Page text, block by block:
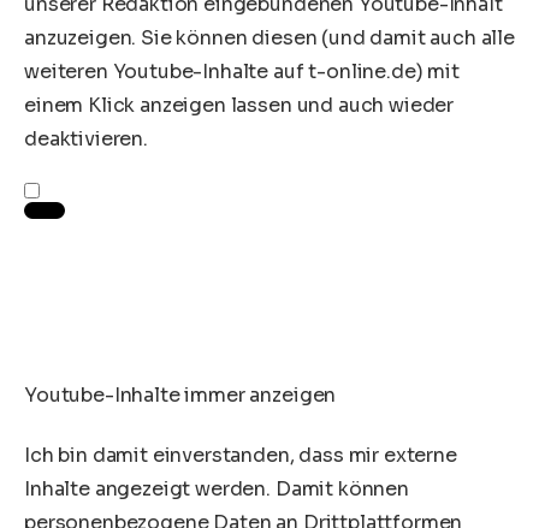
anzuzeigen. Sie können diesen (und damit auch alle
weiteren Youtube-Inhalte auf t-online.de) mit
einem Klick anzeigen lassen und auch wieder
deaktivieren.
Youtube-Inhalte immer anzeigen
Ich bin damit einverstanden, dass mir externe
Inhalte angezeigt werden. Damit können
personenbezogene Daten an Drittplattformen